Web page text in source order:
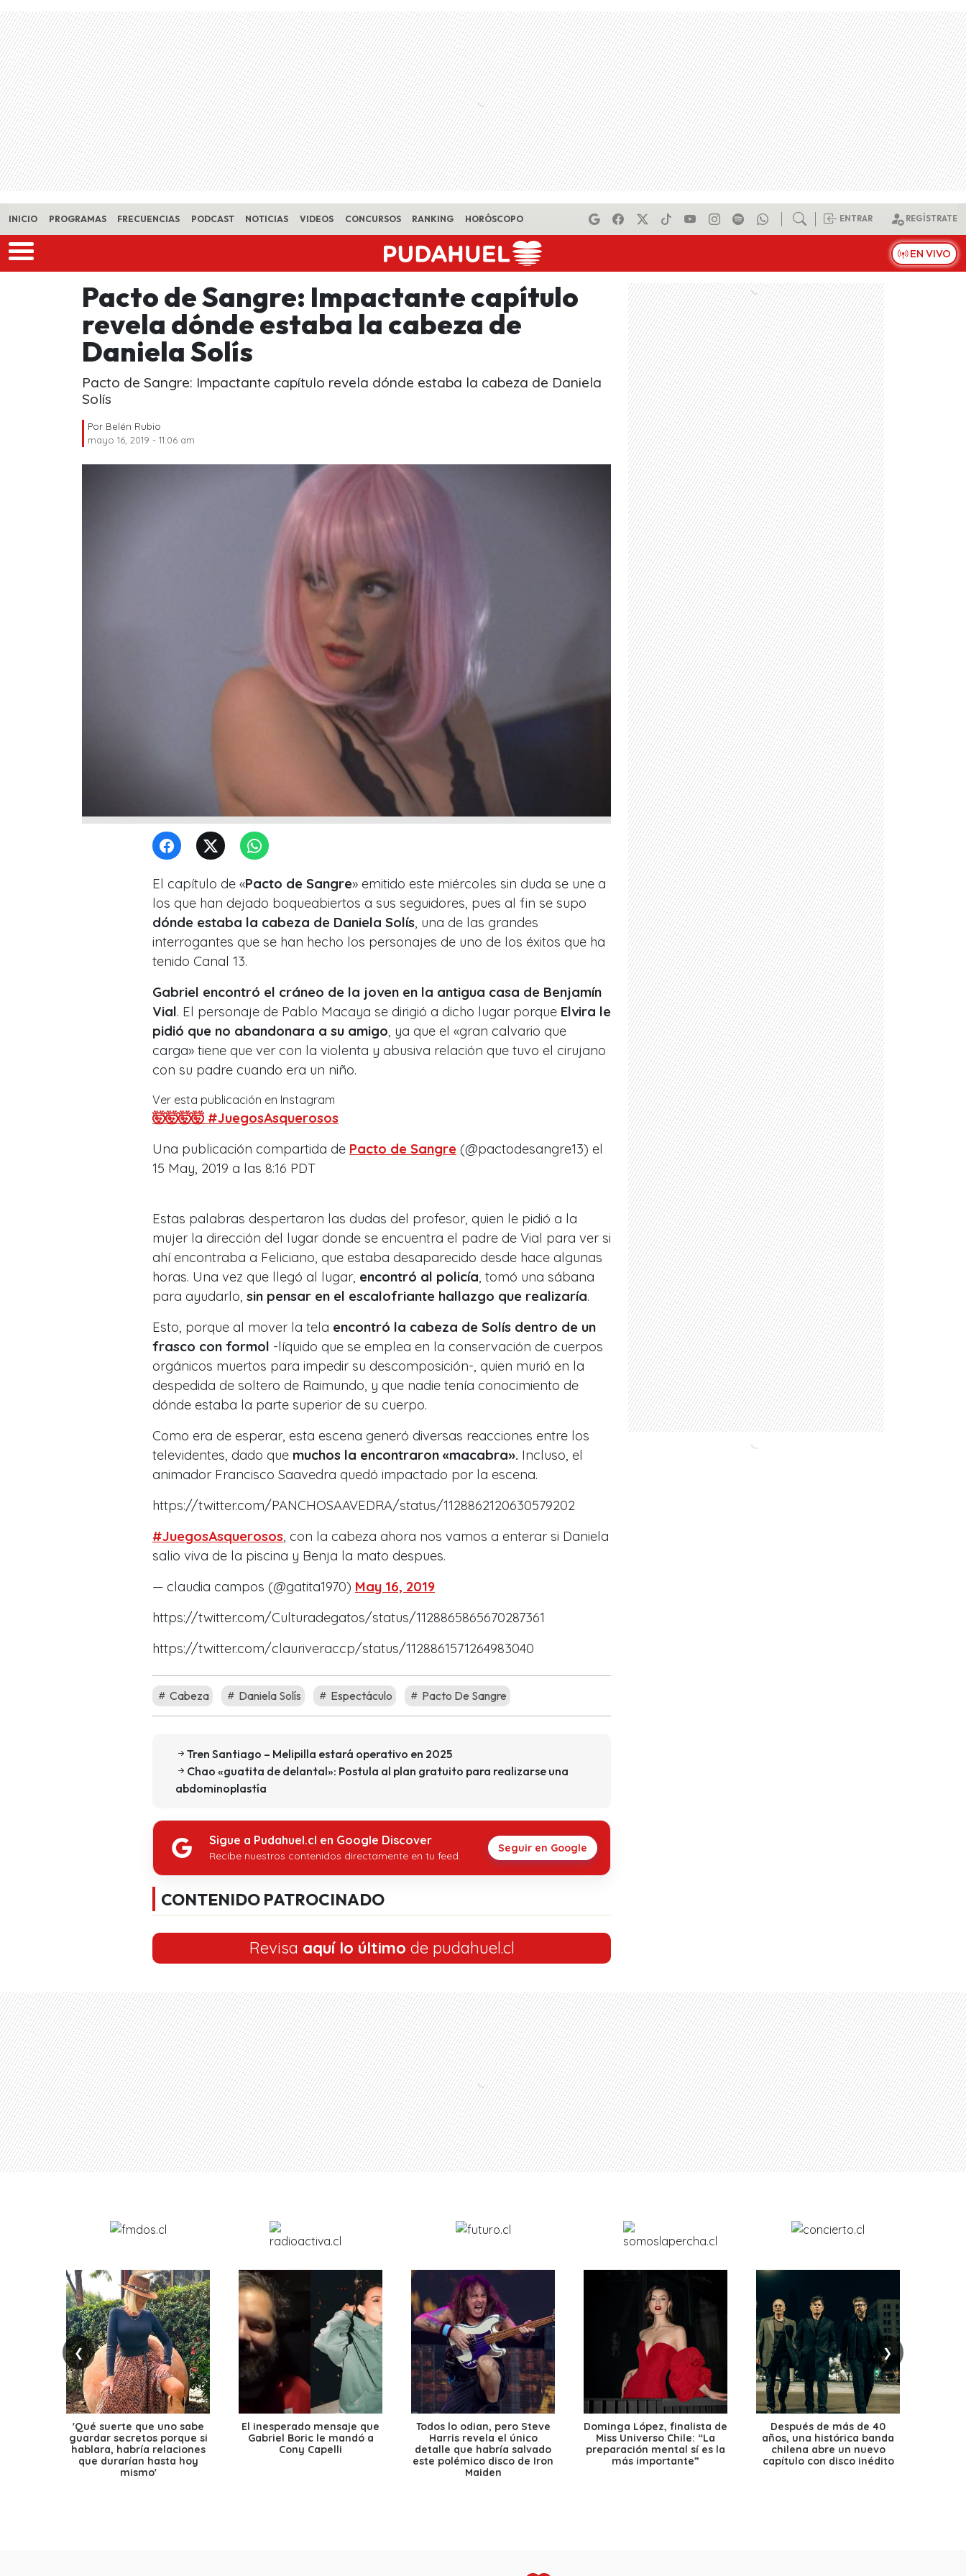
Skip to main content
INICIO PROGRAMAS FRECUENCIAS PODCAST NOTICIAS VIDEOS CONCURSOS RANKING HORÓSCOPO ENTRAR REGÍSTRATE
EN VIVO
Pacto de Sangre: Impactante capítulo
revela dónde estaba la cabeza de
Daniela Solís
Pacto de Sangre: Impactante capítulo revela dónde estaba la cabeza de Daniela
Solís
Por Belén Rubio
mayo 16, 2019 - 11:06 am
El capítulo de «Pacto de Sangre» emitido este miércoles sin duda se une a
los que han dejado boqueabiertos a sus seguidores, pues al fin se supo
dónde estaba la cabeza de Daniela Solís, una de las grandes
interrogantes que se han hecho los personajes de uno de los éxitos que ha
tenido Canal 13.
Gabriel encontró el cráneo de la joven en la antigua casa de Benjamín
Vial. El personaje de Pablo Macaya se dirigió a dicho lugar porque Elvira le
pidió que no abandonara a su amigo, ya que el «gran calvario que
carga» tiene que ver con la violenta y abusiva relación que tuvo el cirujano
con su padre cuando era un niño.
Ver esta publicación en Instagram
🤯🤯🤯🤯 #JuegosAsquerosos
Una publicación compartida de Pacto de Sangre (@pactodesangre13) el
15 May, 2019 a las 8:16 PDT
Estas palabras despertaron las dudas del profesor, quien le pidió a la
mujer la dirección del lugar donde se encuentra el padre de Vial para ver si
ahí encontraba a Feliciano, que estaba desaparecido desde hace algunas
horas. Una vez que llegó al lugar, encontró al policía, tomó una sábana
para ayudarlo, sin pensar en el escalofriante hallazgo que realizaría.
Esto, porque al mover la tela encontró la cabeza de Solís dentro de un
frasco con formol -líquido que se emplea en la conservación de cuerpos
orgánicos muertos para impedir su descomposición-, quien murió en la
despedida de soltero de Raimundo, y que nadie tenía conocimiento de
dónde estaba la parte superior de su cuerpo.
Como era de esperar, esta escena generó diversas reacciones entre los
televidentes, dado que muchos la encontraron «macabra». Incluso, el
animador Francisco Saavedra quedó impactado por la escena.
https://twitter.com/PANCHOSAAVEDRA/status/1128862120630579202
#JuegosAsquerosos, con la cabeza ahora nos vamos a enterar si Daniela
salio viva de la piscina y Benja la mato despues.
— claudia campos (@gatita1970) May 16, 2019
https://twitter.com/Culturadegatos/status/1128865865670287361
https://twitter.com/clauriveraccp/status/1128861571264983040
Cabeza Daniela Solís Espectáculo Pacto De Sangre
Tren Santiago – Melipilla estará operativo en 2025
Chao «guatita de delantal»: Postula al plan gratuito para realizarse una
abdominoplastía
Sigue a Pudahuel.cl en Google Discover
Recibe nuestros contenidos directamente en tu feed.
Seguir en Google
CONTENIDO PATROCINADO
Revisa aquí lo último de pudahuel.cl
❮ ❯
'Qué suerte que uno sabe
guardar secretos porque si
hablara, habría relaciones
que durarían hasta hoy
mismo'
El inesperado mensaje que
Gabriel Boric le mandó a
Cony Capelli
Todos lo odian, pero Steve
Harris revela el único
detalle que habría salvado
este polémico disco de Iron
Maiden
Dominga López, finalista de
Miss Universo Chile: “La
preparación mental sí es la
más importante”
Después de más de 40
años, una histórica banda
chilena abre un nuevo
capítulo con disco inédito